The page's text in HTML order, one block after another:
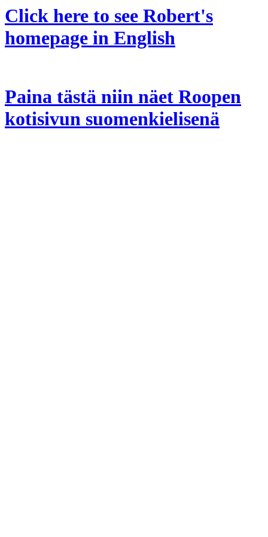
Click here to see Robert's
homepage in English
Paina tästä niin näet Roopen
kotisivun suomenkielisenä